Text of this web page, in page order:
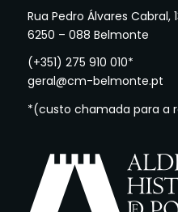
Rua Pedro Álvares Cabral,
6250 – 088 Belmonte
(+351) 275 910 010*
geral@cm-belmonte.pt
*(custo chamada para a